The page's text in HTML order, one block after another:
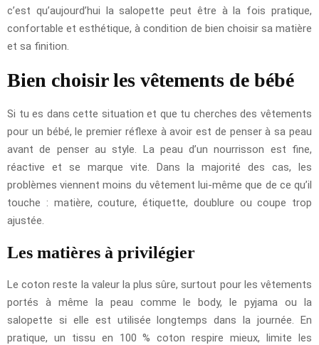
c’est qu’aujourd’hui la salopette peut être à la fois pratique,
confortable et esthétique, à condition de bien choisir sa matière
et sa finition.
Bien choisir les vêtements de bébé
Si tu es dans cette situation et que tu cherches des vêtements
pour un bébé, le premier réflexe à avoir est de penser à sa peau
avant de penser au style. La peau d’un nourrisson est fine,
réactive et se marque vite. Dans la majorité des cas, les
problèmes viennent moins du vêtement lui-même que de ce qu’il
touche : matière, couture, étiquette, doublure ou coupe trop
ajustée.
Les matières à privilégier
Le coton reste la valeur la plus sûre, surtout pour les vêtements
portés à même la peau comme le body, le pyjama ou la
salopette si elle est utilisée longtemps dans la journée. En
pratique, un tissu en 100 % coton respire mieux, limite les